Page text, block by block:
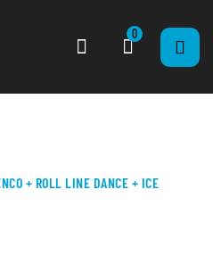
0
+ ROLL LINE DANCE + ICE